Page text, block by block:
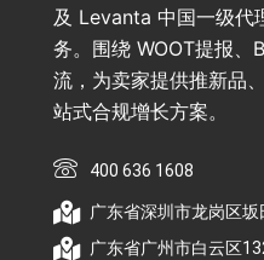
及 Levanta 中国一级代
务。围绕 WOOT提报、
流，为卖家提供推新品
站式合规增长方案。
400 636 1608
广东省深圳市龙岗区
广东省广州市白云区